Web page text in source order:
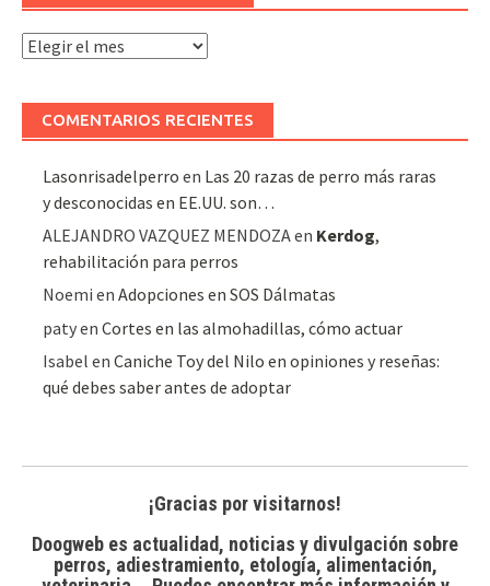
Archivo
COMENTARIOS RECIENTES
Lasonrisadelperro en Las 20 razas de perro más raras
y desconocidas en EE.UU. son…
ALEJANDRO VAZQUEZ MENDOZAen Kerdog,
rehabilitación para perros
Noemi enAdopciones en SOS Dálmatas
patyenCortes en las almohadillas, cómo actuar
Isabel enCaniche Toy del Nilo en opiniones y reseñas:
qué debes saber antes de adoptar
¡Gracias por visitarnos!
Doogweb es actualidad, noticias y divulgación sobre
perros, adiestramiento, etología, alimentación,